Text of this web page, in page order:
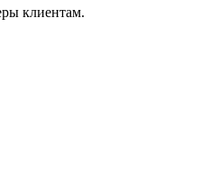
клиентам.